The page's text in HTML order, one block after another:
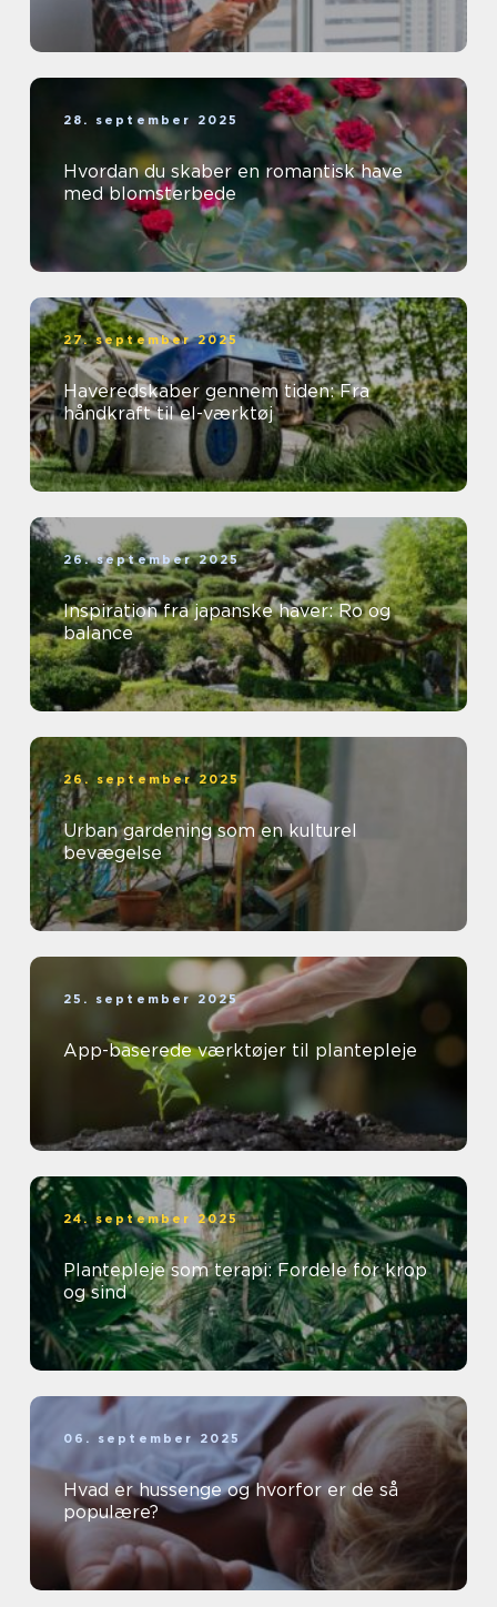
28. september 2025
Hvordan du skaber en romantisk have
med blomsterbede
27. september 2025
Haveredskaber gennem tiden: Fra
håndkraft til el-værktøj
26. september 2025
Inspiration fra japanske haver: Ro og
balance
26. september 2025
Urban gardening som en kulturel
bevægelse
25. september 2025
App-baserede værktøjer til plantepleje
24. september 2025
Plantepleje som terapi: Fordele for krop
og sind
06. september 2025
Hvad er hussenge og hvorfor er de så
populære?